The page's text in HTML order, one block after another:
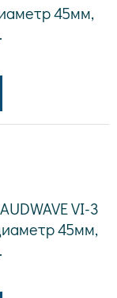
45мм,
VI-3
45мм,